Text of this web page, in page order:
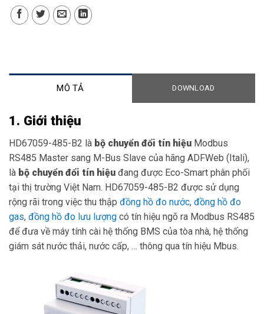
MÔ TẢ DOWNLOAD
1. Giới thiệu
HD67059-485-B2 là bộ chuyển đổi tín hiệu Modbus
RS485 Master sang M-Bus Slave của hãng ADFWeb (Itali),
là bộ chuyển đổi tín hiệu đang được Eco-Smart phân phối
tại thị trường Việt Nam. HD67059-485-B2 được sử dụng
rộng rãi trong việc thu thập đồng hồ đo nước, đồng hồ đo
gas, đồng hồ đo lưu lượng có tín hiệu ngõ ra Modbus RS485
để đưa về máy tính cài hệ thống BMS của tòa nhà, hệ thống
giám sát nước thải, nước cấp, … thông qua tín hiệu Mbus.